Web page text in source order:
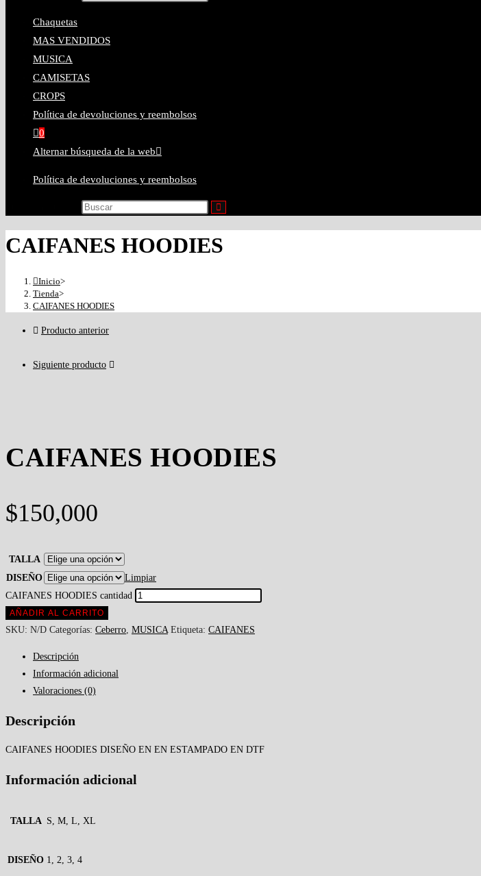
Chaquetas
MAS VENDIDOS
MUSICA
CAMISETAS
CROPS
Política de devoluciones y reembolsos
0
Alternar búsqueda de la web
Política de devoluciones y reembolsos
CAIFANES HOODIES
Inicio>
Tienda>
CAIFANES HOODIES
Producto anterior
Siguiente producto
CAIFANES HOODIES
$150,000
TALLA
DISEÑO
Limpiar
CAIFANES HOODIES cantidad
AÑADIR AL CARRITO
SKU: N/D Categorías: Ceberro, MUSICA Etiqueta: CAIFANES
Descripción
Información adicional
Valoraciones (0)
Descripción
CAIFANES HOODIES DISEÑO EN EN ESTAMPADO EN DTF
Información adicional
TALLA S, M, L, XL
DISEÑO 1, 2, 3, 4